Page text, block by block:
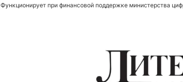
Функционирует при финансовой поддержке министерства